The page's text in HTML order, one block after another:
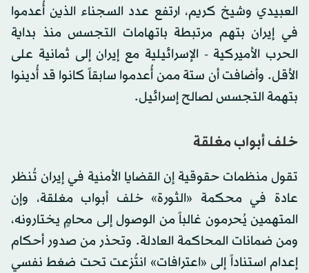
العبيدي وشيخ كريم، ارتفع عدد السجناء الذين أُعدموا
في إيران بتهم مرتبطة باتهامات التجسس منذ بداية
الحرب الأميركية - الإسرائيلية مع إيران إلى ثمانية على
الأقل. وأضافت أن ستة ممن أُعدموا سابقاً كانوا قد أُدينوا
بتهمة التجسس لصالح إسرائيل.
خلف أبواب مغلقة
تقول منظمات حقوقية إن القضايا الأمنية في إيران تُنظر
عادة في محكمة «الثورة» خلف أبواب مغلقة، وإن
المتهمين يُحرمون غالباً من الوصول إلى محامٍ يختارونه،
ومن ضمانات المحاكمة العادلة. وتحذر من صدور أحكام
إعدام استناداً إلى «اعترافات» انتُزعت تحت ضغط نفسي